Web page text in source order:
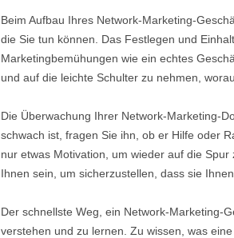
Beim Aufbau Ihres Network-Marketing-
die Sie tun können. Das Festlegen und
Marketingbemühungen wie ein echtes
und auf die leichte Schulter zu nehmen,
Die Überwachung Ihrer Network-Marketing-
schwach ist, fragen Sie ihn, ob er Hilfe oder
nur etwas Motivation, um wieder auf die
Ihnen sein, um sicherzustellen, dass sie
Der schnellste Weg, ein Network-Marketing-
verstehen und zu lernen. Zu wissen, was